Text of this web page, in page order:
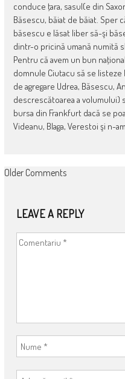
conduce ţara, sasul(e din
Băsescu, băiat de băiat. Sper
băsescu e lăsat liber să-şi
dintr-o pricină umană numită
Pentru că avem un bun
domnule Ciutacu să se
de agregare Udrea, Băsescu,
descrescătoarea a volumului)
bursa din Frankfurt dacă se
Videanu, Blaga, Verestoi şi n-
COMMENT
Older Comments
LEAVE A REPLY